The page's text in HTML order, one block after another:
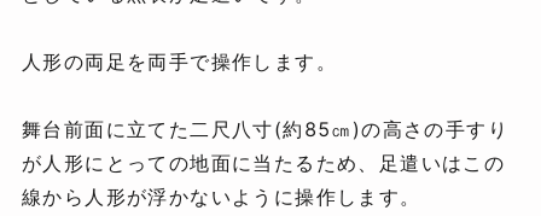
人形の両足を両手で操作します。
舞台前面に立てた二尺八寸(約85㎝)の高さの手すり
が人形にとっての地面に当たるため、足遣いはこの
線から人形が浮かないように操作します。